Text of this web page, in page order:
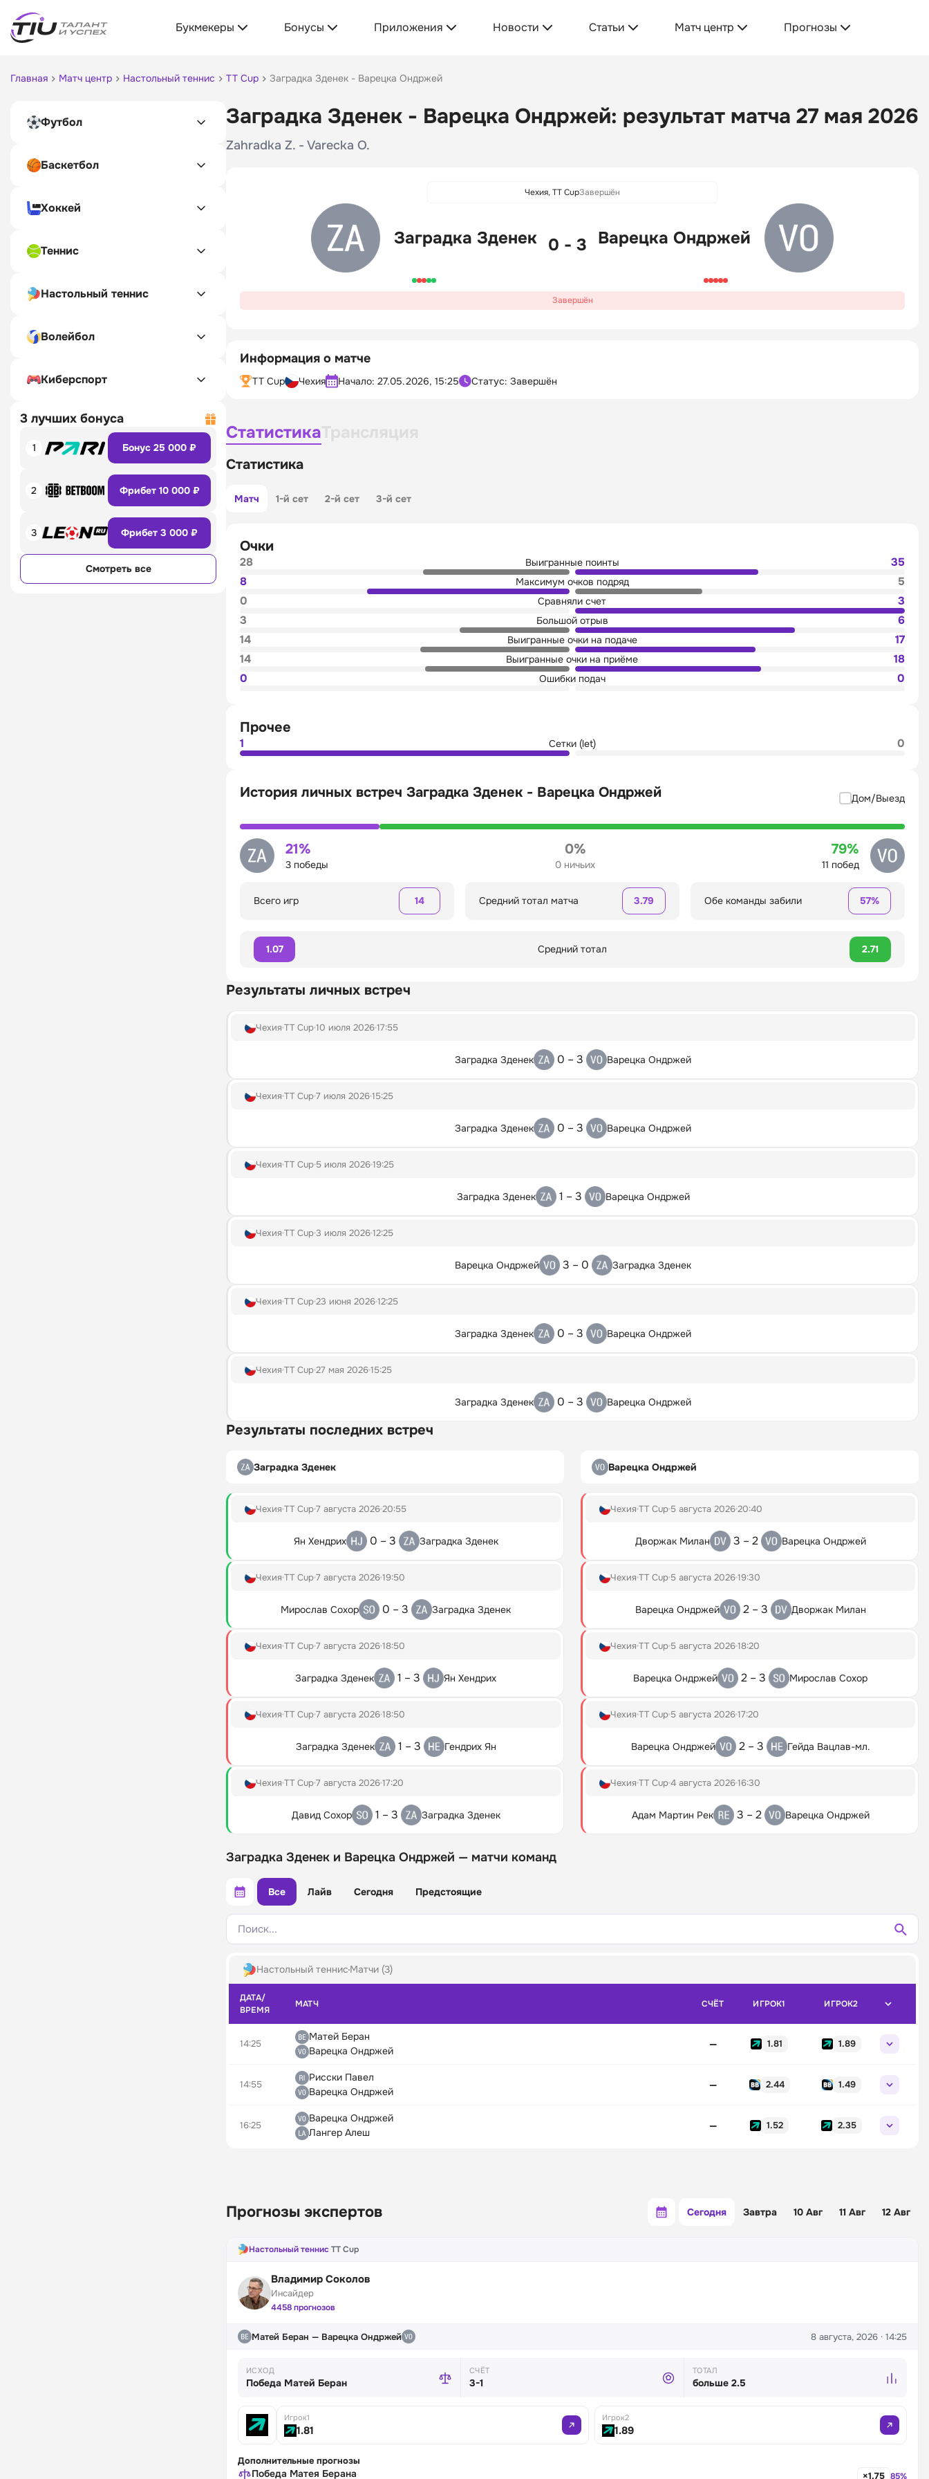
Букмекеры Бонусы Приложения Новости Статьи Матч центр Прогнозы
Главная Матч центр Настольный теннис TT Cup Заградка Зденек - Варецка Ондржей
Футбол
Баскетбол
Хоккей
Теннис
Настольный теннис
Волейбол
Киберспорт
3 лучших бонуса
1 Бонус 25 000 ₽
2 Фрибет 10 000 ₽
3 Фрибет 3 000 ₽
Смотреть все
Заградка Зденек - Варецка Ондржей: результат матча 27 мая 2026
Zahradka Z. - Varecka O.
Чехия, TT CupЗавершён
Заградка Зденек 0 - 3 Варецка Ондржей
Завершён
Информация о матче
TT Cup Чехия Начало: 27.05.2026, 15:25 Статус: Завершён
Статистика
Статистика
Матч 1-й сет 2-й сет 3-й сет
Очки
28 Выигранные поинты
35
8
Максимум очков подряд
5
0
Сравняли счет
3
3
Большой отрыв
6
14
Выигранные очки на подаче
17
14
Выигранные очки на приёме
18
0
Ошибки подач 0
Прочее
1 Сетки (let) 0
История личных встреч Заградка Зденек - Варецка Ондржей Дом/Выезд
21%
3 победы
0%
0 ничьих
79%
11 побед
Всего игр 14 Средний тотал матча 3.79 Обе команды забили 57%
1.07 Средний тотал 2.71
Результаты личных встреч
Чехия TT Cup10 июля 202617:55
Заградка Зденек 0 – 3 Варецка Ондржей
Чехия TT Cup7 июля 202615:25
Заградка Зденек 0 – 3 Варецка Ондржей
Чехия TT Cup 5 июля 202619:25
Заградка Зденек 1 – 3 Варецка Ондржей
Чехия TT Cup3 июля 202612:25
Варецка Ондржей 3 – 0 Заградка Зденек
Чехия TT Cup23 июня 202612:25
Заградка Зденек 0 – 3 Варецка Ондржей
Чехия TT Cup27 мая 202615:25
Заградка Зденек 0 – 3 Варецка Ондржей
Результаты последних встреч
Заградка Зденек
Чехия TT Cup7 августа 202620:55
Ян Хендрих 0 – 3 Заградка Зденек
Чехия TT Cup7 августа 202619:50
Мирослав Сохор 0 – 3 Заградка Зденек
Чехия TT Cup7 августа 202618:50
Заградка Зденек 1 – 3 Ян Хендрих
Чехия TT Cup7 августа 202618:50
Заградка Зденек 1 – 3 Гендрих Ян
Чехия TT Cup7 августа 202617:20
Давид Сохор 1 – 3 Заградка Зденек
Варецка Ондржей
Чехия TT Cup 5 августа 202620:40
Дворжак Милан 3 – 2 Варецка Ондржей
Чехия TT Cup 5 августа 202619:30
Варецка Ондржей 2 – 3 Дворжак Милан
Чехия TT Cup 5 августа 202618:20
Варецка Ондржей 2 – 3 Мирослав Сохор
Чехия TT Cup 5 августа 202617:20
Варецка Ондржей 2 – 3 Гейда Вацлав-мл.
Чехия TT Cup4 августа 202616:30
Адам Мартин Рек 3 – 2 Варецка Ондржей
Заградка Зденек и Варецка Ондржей — матчи команд
Все Лайв Сегодня Предстоящие
Поиск...
Настольный теннис Матчи (3)
ДАТА/
ВРЕМЯ
МАТЧ СЧЁТ ИГРОК1 ИГРОК2
14:25
Матей Беран
Варецка Ондржей
— 1.81 1.89
14:55
Рисски Павел
Варецка Ондржей
— 2.44 1.49
16:25
Варецка Ондржей
Лангер Алеш
— 1.52 2.35
Прогнозы экспертов Сегодня Завтра 10 Авг 11 Авг 12 Авг
Настольный теннис·TT Cup
Владимир Соколов
Инсайдер
4458 прогнозов
Матей Беран — Варецка Ондржей 8 августа, 2026 · 14:25
ИСХОД
Победа Матей Беран
СЧЁТ
3-1
ТОТАЛ
больше 2.5
Игрок1
1.81
Игрок2
1.89
Дополнительные прогнозы
Победа Матея Берана ×1.75 85%